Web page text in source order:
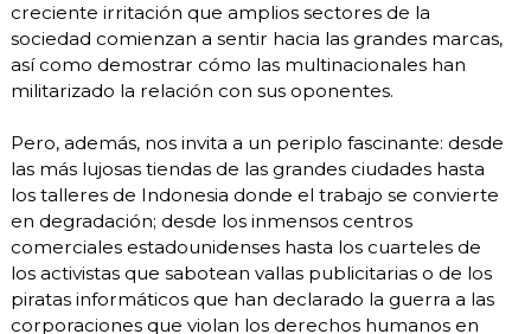
creciente irritación que amplios sectores de la
sociedad comienzan a sentir hacia las grandes marcas,
así como demostrar cómo las multinacionales han
militarizado la relación con sus oponentes.
Pero, además, nos invita a un periplo fascinante: desde
las más lujosas tiendas de las grandes ciudades hasta
los talleres de Indonesia donde el trabajo se convierte
en degradación; desde los inmensos centros
comerciales estadounidenses hasta los cuarteles de
los activistas que sabotean vallas publicitarias o de los
piratas informáticos que han declarado la guerra a las
corporaciones que violan los derechos humanos en